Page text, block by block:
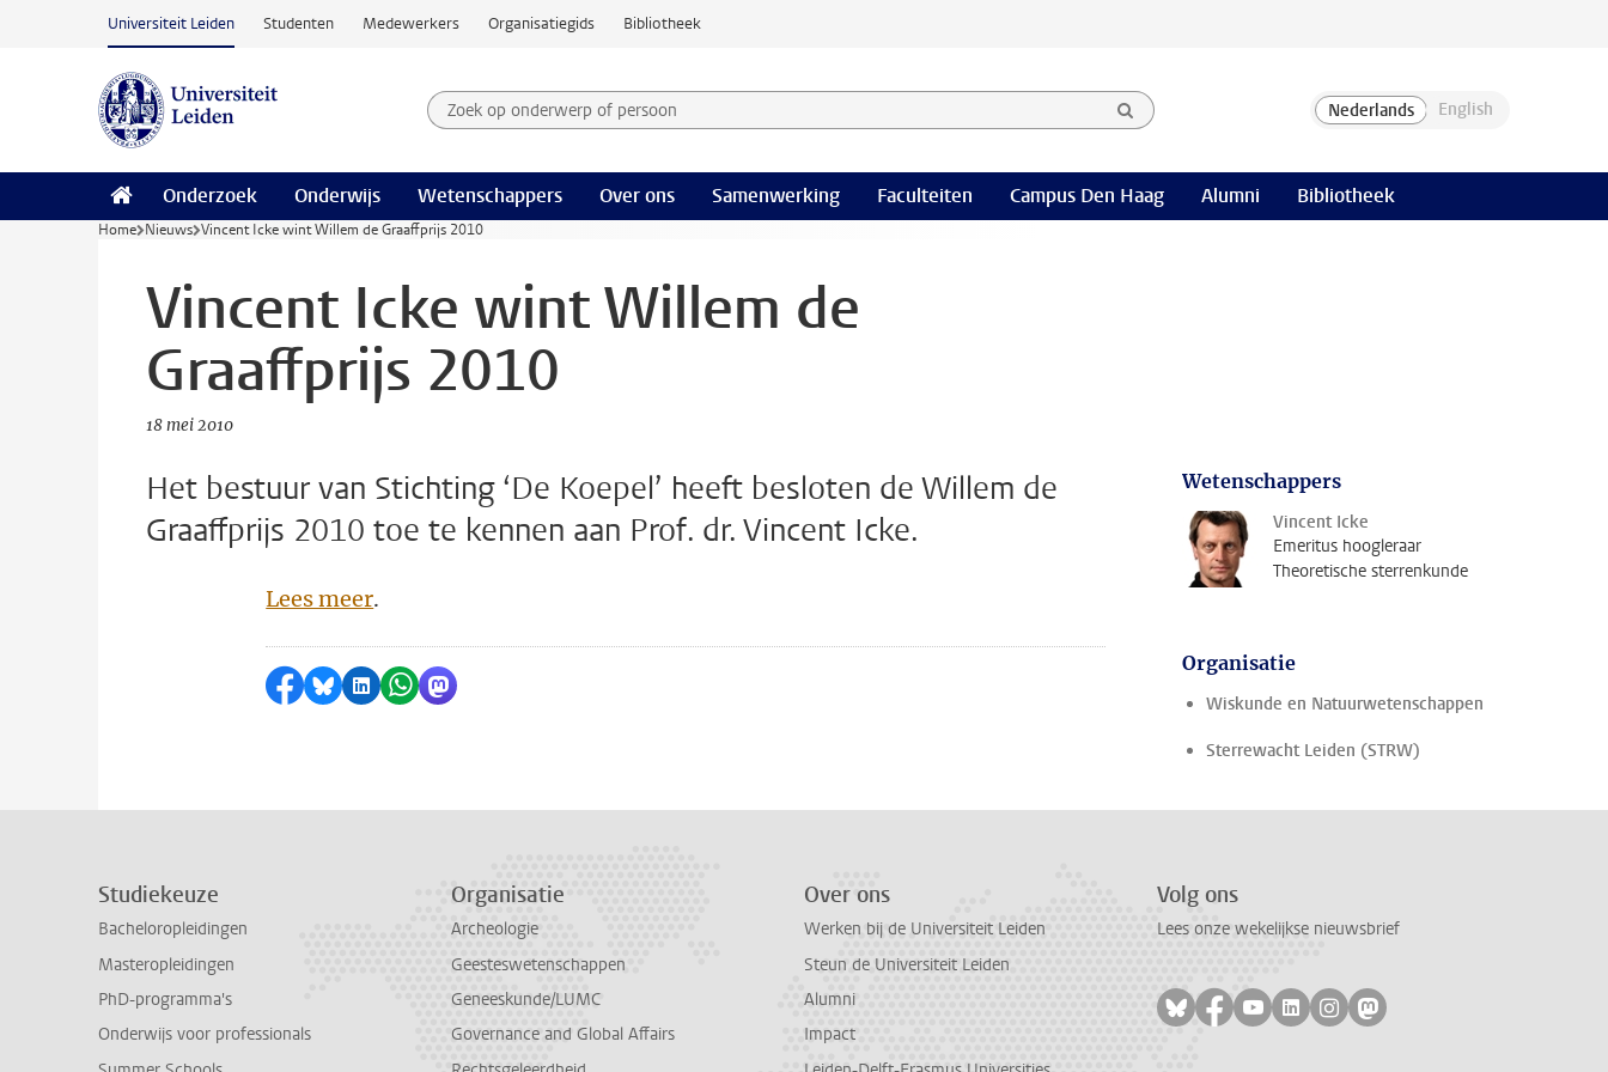
Ga naar hoofdinhoud
Universiteit Leiden Studenten Medewerkers Organisatiegids Bibliotheek
Zoek op onderwerp of persoon en selecteer categorie
Zoekterm
Onderzoek Onderwijs Wetenschappers Over ons Samenwerking Faculteiten Campus Den Haag Alumni Bibliotheek
Home Nieuws Vincent Icke wint Willem de Graaffprijs 2010
Vincent Icke wint Willem de
Graaffprijs 2010
18 mei 2010
Het bestuur van Stichting ‘De Koepel’ heeft besloten de Willem de
Graaffprijs 2010 toe te kennen aan Prof. dr. Vincent Icke.
Lees meer.
Delen op Facebook
Delen via Bluesky
Delen op LinkedIn
Delen via WhatsApp
Delen via Mastodon
Wetenschappers
Vincent Icke
Emeritus hoogleraar
Theoretische sterrenkunde
Organisatie
Wiskunde en Natuurwetenschappen
Sterrewacht Leiden (STRW)
Studiekeuze
Bacheloropleidingen
Masteropleidingen
PhD-programma's
Onderwijs voor professionals
Organisatie
Archeologie
Geesteswetenschappen
Geneeskunde/LUMC
Governance and Global Affairs
Over ons
Werken bij de Universiteit Leiden
Steun de Universiteit Leiden
Alumni
Impact
Volg ons
Lees onze wekelijkse nieuwsbrief
Volg ons op bluesky
Volg ons op facebook
Volg ons op youtube
Volg ons op linkedin
Volg ons op instagram
Volg ons op mastodon